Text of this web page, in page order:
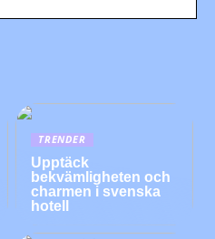
TRENDER
Upptäck
bekvämligheten och
charmen i svenska
hotell